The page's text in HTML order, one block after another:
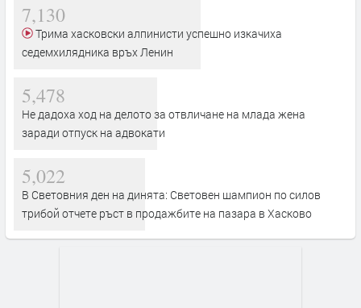
7,130
седемхилядника връх Ленин
5,478
Не дадоха ход на делото за отвличане на млада жена
заради отпуск на адвокати
5,022
В Световния ден на динята: Световен шампион по силов
трибой отчете ръст в продажбите на пазара в Хасково